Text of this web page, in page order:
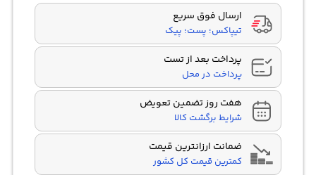
ارسال فوق سریع
تیپاکس؛ پست؛ پیک
پرداخت بعد از تست
پرداخت در محل
هفت روز تضمین تعویض
شرایط برگشت کالا
ضمانت ارزانترین قیمت
کمترین قیمت کل کشور